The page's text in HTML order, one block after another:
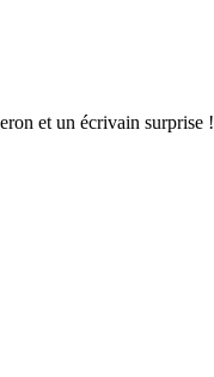
et un écrivain surprise !